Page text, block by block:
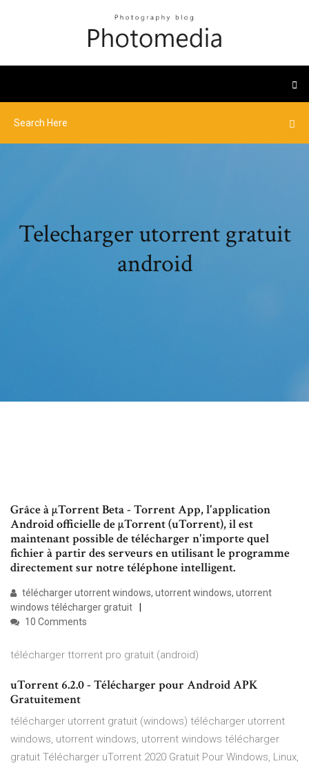
Telecharger utorrent gratuit
android
Grâce à µTorrent Beta - Torrent App, l'application
Android officielle de µTorrent (uTorrent), il est
maintenant possible de télécharger n'importe quel
fichier à partir des serveurs en utilisant le programme
directement sur notre téléphone intelligent.
télécharger utorrent windows, utorrent windows, utorrent
windows télécharger gratuit
10 Comments
télécharger ttorrent pro gratuit (android)
uTorrent 6.2.0 - Télécharger pour Android APK
Gratuitement
télécharger utorrent gratuit (windows) télécharger utorrent
windows, utorrent windows, utorrent windows télécharger
gratuit Télécharger uTorrent 2020 Gratuit Pour Windows, Linux,